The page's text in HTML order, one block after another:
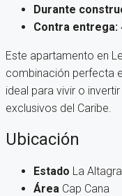
Durante
Contra entrega:
Este apartamento en
combinación perfecta
ideal para vivir o
exclusivos del Caribe.
Ubicación
Estado La
Área Cap Cana